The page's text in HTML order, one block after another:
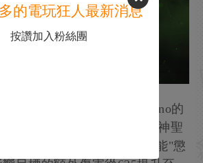
現在更新日誌時，不少Tenno的
到這位聖騎士了"!二技能"神聖
發輻射異常狀態，而四技能"懲
的電玩狂人最新消息
按讚加入粉絲團